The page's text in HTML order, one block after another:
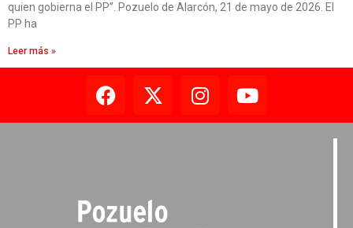
quien gobierna el PP”. Pozuelo de Alarcón, 21 de mayo de 2026. El
PP ha
Leer más »